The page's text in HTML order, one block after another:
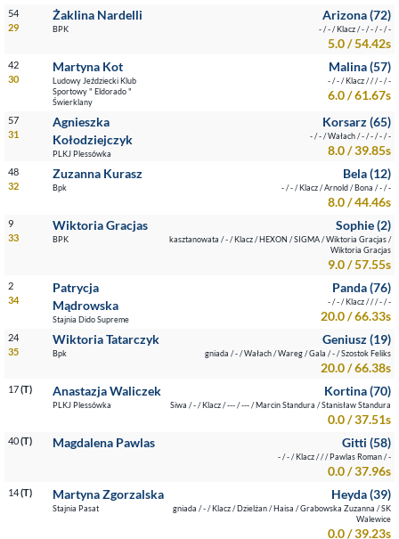
54
29
Żaklina Nardelli
BPK
Arizona (72)
- / - / Klacz / - / - / - / -
5.0 / 54.42s
42
30
Martyna Kot
Ludowy Jeździecki Klub
Sportowy " Eldorado "
Świerklany
Malina (57)
- / - / Klacz / / / - / -
6.0 / 61.67s
57
31
Agnieszka
Kołodziejczyk
PLKJ Plessówka
Korsarz (65)
- / - / Wałach / - / - / - / -
8.0 / 39.85s
48
32
Zuzanna Kurasz
Bpk
Bela (12)
- / - / Klacz / Arnold / Bona / - / -
8.0 / 44.46s
9
33
Wiktoria Gracjas
BPK
Sophie (2)
kasztanowata / - / Klacz / HEXON / SIGMA / Wiktoria Gracjas /
Wiktoria Gracjas
9.0 / 57.55s
2
34
Patrycja
Mądrowska
Stajnia Dido Supreme
Panda (76)
- / - / Klacz / / / - / -
20.0 / 66.33s
24
35
Wiktoria Tatarczyk
Bpk
Geniusz (19)
gniada / - / Wałach / Wareg / Gala / - / Szostok Feliks
20.0 / 66.38s
17(T) Anastazja Waliczek
PLKJ Plessówka
Kortina (70)
Siwa / - / Klacz / --- / --- / Marcin Standura / Stanisław Standura
0.0 / 37.51s
40(T) Magdalena Pawlas Gitti (58)
- / - / Klacz / / / Pawlas Roman / -
0.0 / 37.96s
14(T) Martyna Zgorzalska
Stajnia Pasat
Heyda (39)
gniada / - / Klacz / Dzielżan / Haisa / Grabowska Zuzanna / SK
Walewice
0.0 / 39.23s